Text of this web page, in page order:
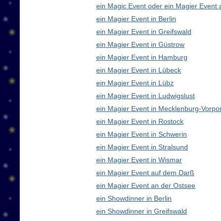
ein Magic Event oder ein Magier Event
ein Magier Event in Berlin
ein Magier Event in Greifswald
ein Magier Event in Güstrow
ein Magier Event in Hamburg
ein Magier Event in Lübeck
ein Magier Event in Lübz
ein Magier Event in Ludwigslust
ein Magier Event in Mecklenburg-
ein Magier Event in Rostock
ein Magier Event in Schwerin
ein Magier Event in Stralsund
ein Magier Event in Wismar
ein Magier Event auf dem Darß
ein Magier Event an der Ostsee
ein Showdinner in Berlin
ein Showdinner in Greifswald